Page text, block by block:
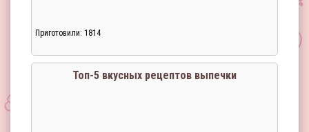
Приготовили: 1814
Топ-5 вкусных рецептов выпечки